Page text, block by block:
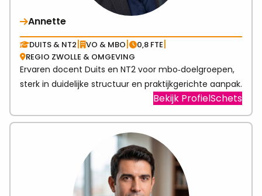
Annette
DUITS & NT2| VO & MBO| 0,8 FTE|
REGIO ZWOLLE & OMGEVING
Ervaren docent Duits en NT2 voor mbo‑doelgroepen,
sterk in duidelijke structuur en praktijkgerichte aanpak.
Bekijk ProfielSchetsVisit
link